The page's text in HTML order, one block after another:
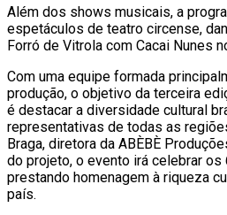
Além dos shows musicais, a
espetáculos de teatro circense,
Forró de Vitrola com Cacai Nunes
Com uma equipe formada
produção, o objetivo da terceira
é destacar a diversidade cultural
representativas de todas as
Braga, diretora da ABÈBÈ
do projeto, o evento irá celebrar
prestando homenagem à riqueza
país.